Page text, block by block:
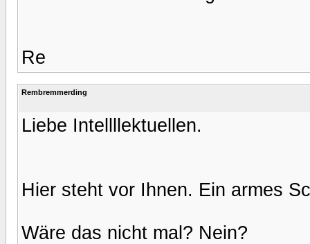
Re
Rembremmerding
Liebe Intellllektuellen.
Hier steht vor Ihnen. Ein armes
Wäre das nicht mal? Nein?